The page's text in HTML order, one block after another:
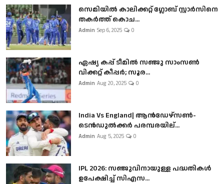
സെമിയിൽ കാലിക്കറ്റ് ഗ്ലോബ് സ്റ്റാർസിനെ
തകർത്ത് കൊച...
Admin Sep 6, 2025 0
ഏഷ്യ കപ്പ് ടീമിൽ സഞ്ജു സാംസൺ
വിക്കറ്റ് കീപ്പർ; സൂര...
Admin Aug 20, 2025 0
India Vs England| ആൻഡേഴ്സൺ-
ടെൻഡുല്‍ക്കർ പരമ്പരയില്...
Admin Aug 5, 2025 0
IPL 2026: സഞ്ജുവിനായുള്ള പദ്ധതികൾ
ഉപേക്ഷിച്ച് സിഎസ...